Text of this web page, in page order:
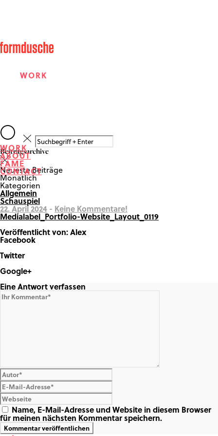
WORK
FAME
CONTACT
WORK
ABOUT
FAME
CONTACT
Beitragsarchive
Neueste Beiträge
Monatlich
Kategorien
Allgemein
Schauspiel
22. April 2024 - Keine Kommentare!
Medialabel_Portfolio-Website_Layout_0119
Veröffentlicht von: Alex
Facebook
Twitter
Google+
Share on Google+
Eine Antwort verfassen
Name, E-Mail-Adresse und Website in diesem Browser
für meinen nächsten Kommentar speichern.